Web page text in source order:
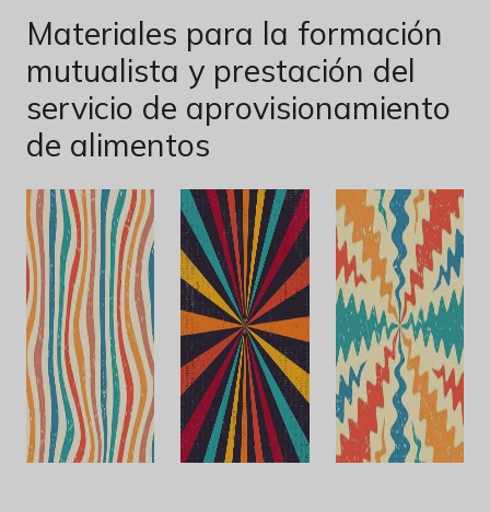
Materiales para la formación
mutualista y prestación del
servicio de aprovisionamiento
de alimentos